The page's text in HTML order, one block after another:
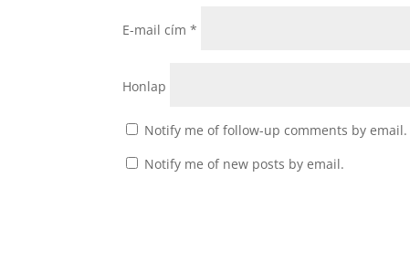
E-mail cím*
Honlap
Notify me of follow-up comments by email.
Notify me of new posts by email.